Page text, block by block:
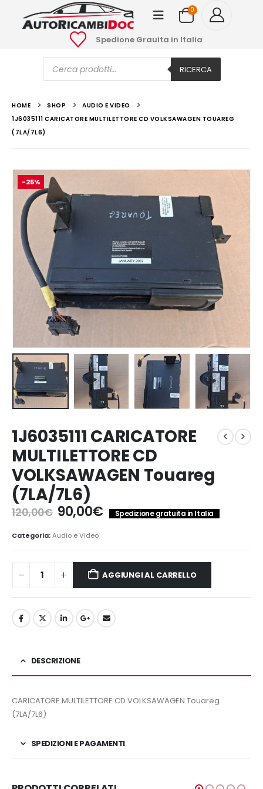
0
Spedione Grauita in Italia
Ricerca
prodotti RICERCA
HOME SHOP
AUDIO E VIDEO
1J6035111 CARICATORE MULTILETTORE CD VOLKSAWAGEN TOUAREG
(7LA/7L6)
-25%
1J6035111 CARICATORE
MULTILETTORE CD
VOLKSAWAGEN Touareg
(7LA/7L6)
120,00€ Il
prezzo
originale
era:
120,00€.
90,00€Il
prezzo
è:
90,00€.
Spedizione gratuita in Italia
Categoria:Audio e Video
AGGIUNGI AL CARRELLO
DESCRIZIONE
CARICATORE MULTILETTORE CD VOLKSAWAGEN Touareg
(7LA/7L6)
SPEDIZIONI E PAGAMENTI